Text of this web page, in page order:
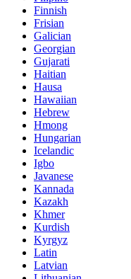
Finnish
Frisian
Galician
Georgian
Gujarati
Haitian
Hausa
Hawaiian
Hebrew
Hmong
Hungarian
Icelandic
Igbo
Javanese
Kannada
Kazakh
Khmer
Kurdish
Kyrgyz
Latin
Latvian